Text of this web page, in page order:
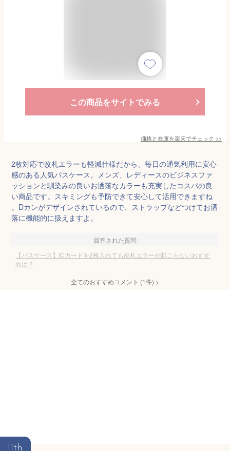
この商品をサイトでみる
価格と在庫を楽天でチェック >>
2枚対応で改札エラーも軽減仕様だから、毎日の通気利用に安心
感のある人気パスケース。メンズ、レディースのビジネスファ
ッションと馴染みの良いお洒落なカラーも充実したコスパの良
い商品です。スキミングも予防できて安心して活用できますね
。Dカンがデザインされているので、ストラップなどつけてお洒
落に機能的に扱えますよ。
回答された質問
【パスケース】ICカードを2枚入れても改札エラーが起こらないおすす
めは？
全てのおすすめコメント (1件) >
11th